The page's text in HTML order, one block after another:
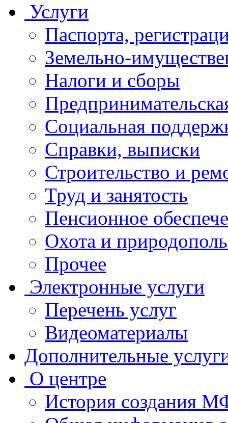
Услуги
Паспорта,
Земельно-
Налоги и сборы
Социальная
Справки, выписки
Строительство и
Труд и занятость
Пенсионное
Охота и
Прочее
Электронные услуги
Перечень услуг
Видеоматериалы
Дополнительные
О центре
История создания